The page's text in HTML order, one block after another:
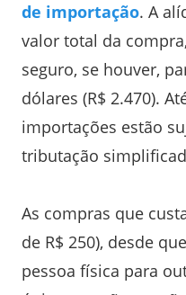
de importação. A
valor total da
seguro, se houver,
dólares (R$ 2.470).
importações estão
tributação
As compras que
de R$ 250), desde
pessoa física para